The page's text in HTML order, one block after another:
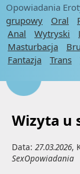
Opowiadania
grupowy
Oral
Anal
Wytryski
Masturbacja
Fantazja
Trans
Wizyta u
Data: 27.03.2026,
SexOpowiadania